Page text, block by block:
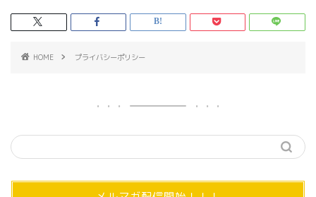
HOME プライバシーポリシー